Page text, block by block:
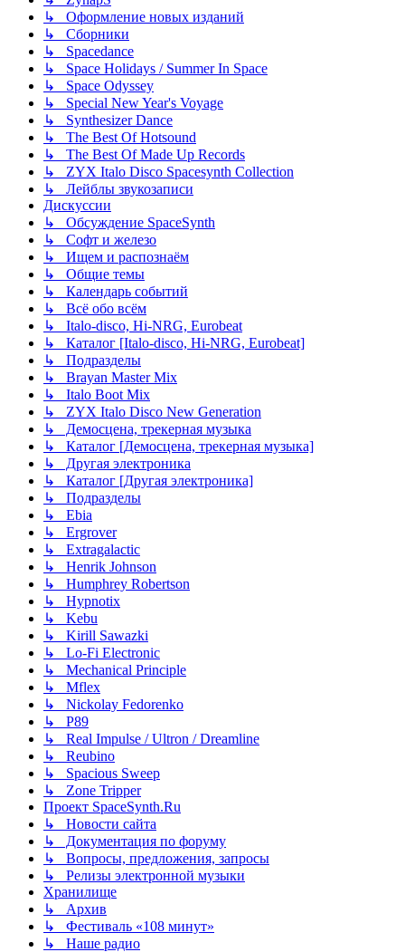
↳ Оформление новых изданий
↳ Сборники
↳ Spacedance
↳ Space Holidays / Summer In Space
↳ Space Odyssey
↳ Special New Year's Voyage
↳ Synthesizer Dance
↳ The Best Of Hotsound
↳ The Best Of Made Up Records
↳ ZYX Italo Disco Spacesynth Collection
↳ Лейблы звукозаписи
Дискуссии
↳ Обсуждение SpaceSynth
↳ Софт и железо
↳ Ищем и распознаём
↳ Общие темы
↳ Календарь событий
↳ Всё обо всём
↳ Italo-disco, Hi-NRG, Eurobeat
↳ Каталог [Italo-disco, Hi-NRG, Eurobeat]
↳ Подразделы
↳ Brayan Master Mix
↳ Italo Boot Mix
↳ ZYX Italo Disco New Generation
↳ Демосцена, трекерная музыка
↳ Каталог [Демосцена, трекерная музыка]
↳ Другая электроника
↳ Каталог [Другая электроника]
↳ Подразделы
↳ Ebia
↳ Ergrover
↳ Extragalactic
↳ Henrik Johnson
↳ Humphrey Robertson
↳ Hypnotix
↳ Kebu
↳ Kirill Sawazki
↳ Lo-Fi Electronic
↳ Mechanical Principle
↳ Mflex
↳ Nickolay Fedorenko
↳ P89
↳ Real Impulse / Ultron / Dreamline
↳ Reubino
↳ Spacious Sweep
↳ Zone Tripper
Проект SpaceSynth.Ru
↳ Новости сайта
↳ Документация по форуму
↳ Вопросы, предложения, запросы
↳ Релизы электронной музыки
Хранилище
↳ Архив
↳ Фестиваль «108 минут»
↳ Наше радио